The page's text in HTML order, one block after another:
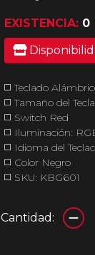
EXISTENCIA: 0
◻️ Teclado
◻️ Tamaño del
◻️ Switch Red
◻️ Iluminación:
◻️ Idioma del
◻️ Color Negro
◻️ SKU: KBG601
Cantidad: